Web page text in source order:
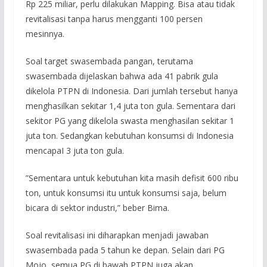
Rp 225 miliar, perlu dilakukan Mapping. Bisa atau tidak
revitalisasi tanpa harus mengganti 100 persen
mesinnya.
Soal target swasembada pangan, terutama
swasembada dijelaskan bahwa ada 41 pabrik gula
dikelola PTPN di Indonesia. Dari jumlah tersebut hanya
menghasilkan sekitar 1,4 juta ton gula. Sementara dari
sekitor PG yang dikelola swasta menghasilan sekitar 1
juta ton. Sedangkan kebutuhan konsumsi di Indonesia
mencapaI 3 juta ton gula.
”Sementara untuk kebutuhan kita masih defisit 600 ribu
ton, untuk konsumsi itu untuk konsumsi saja, belum
bicara di sektor industri,” beber Bima.
Soal revitalisasi ini diharapkan menjadi jawaban
swasembada pada 5 tahun ke depan. Selain dari PG